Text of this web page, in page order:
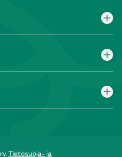
Tietosuoja- ja